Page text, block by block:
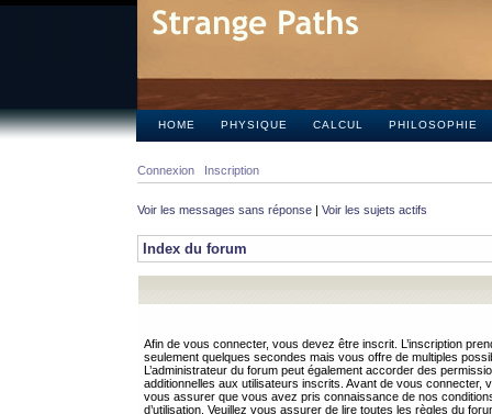
HOME PHYSIQUE CALCUL PHILOSOPHIE
Connexion Inscription
Voir les messages sans réponse | Voir les sujets actifs
Index du forum
Afin de vous connecter, vous devez être inscrit. L’inscription
seulement quelques secondes mais vous offre de multiples
L’administrateur du forum peut également accorder des
additionnelles aux utilisateurs inscrits. Avant de vous connecter,
vous assurer que vous avez pris connaissance de nos
d’utilisation. Veuillez vous assurer de lire toutes les règles du